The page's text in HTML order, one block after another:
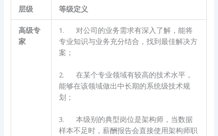
层级 等级定义
高级专
家
1. 对公司的业务需求有深入了解，能将
专业知识与业务充分结合，找到最佳解决方
案；
2. 在某个专业领域有较高的技术水平，
能够在该领域做出中长期的系统级技术规
划；
3. 本级别的典型岗位是架构师，当数据
样本不足时，薪酬报告会直接使用架构师职